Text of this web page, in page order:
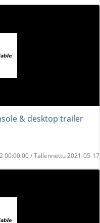
& desktop trailer
00:00:00 / Tallennettu 2021-05-17